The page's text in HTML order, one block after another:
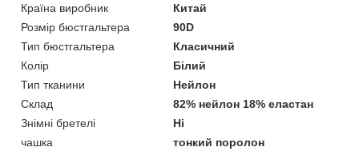
Країна виробник
Китай
Розмір бюстгальтера
90D
Тип бюстгальтера
Класичний
Колір
Білий
Тип тканини
Нейлон
Склад
82% нейлон 18% еластан
Знімні бретелі
Ні
чашка
тонкий поролон